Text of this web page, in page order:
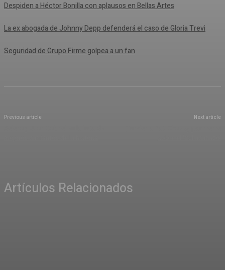
Despiden a Héctor Bonilla con aplausos en Bellas Artes
La ex abogada de Johnny Depp defenderá el caso de Gloria Trevi
Seguridad de Grupo Firme golpea a un fan
Previous article Next article
Artículos Relacionados